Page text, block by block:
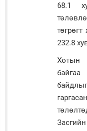
68.1
232.8
Хотын